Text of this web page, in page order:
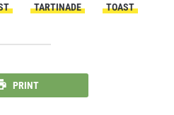
TARTINADE TOAST
PRINT